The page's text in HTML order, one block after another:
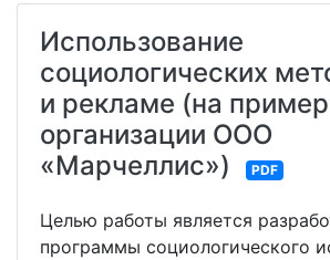
Использование
социологических
и рекламе (на
организации ООО
«Марчеллис»)
PDF
Целью работы является
программы социологического